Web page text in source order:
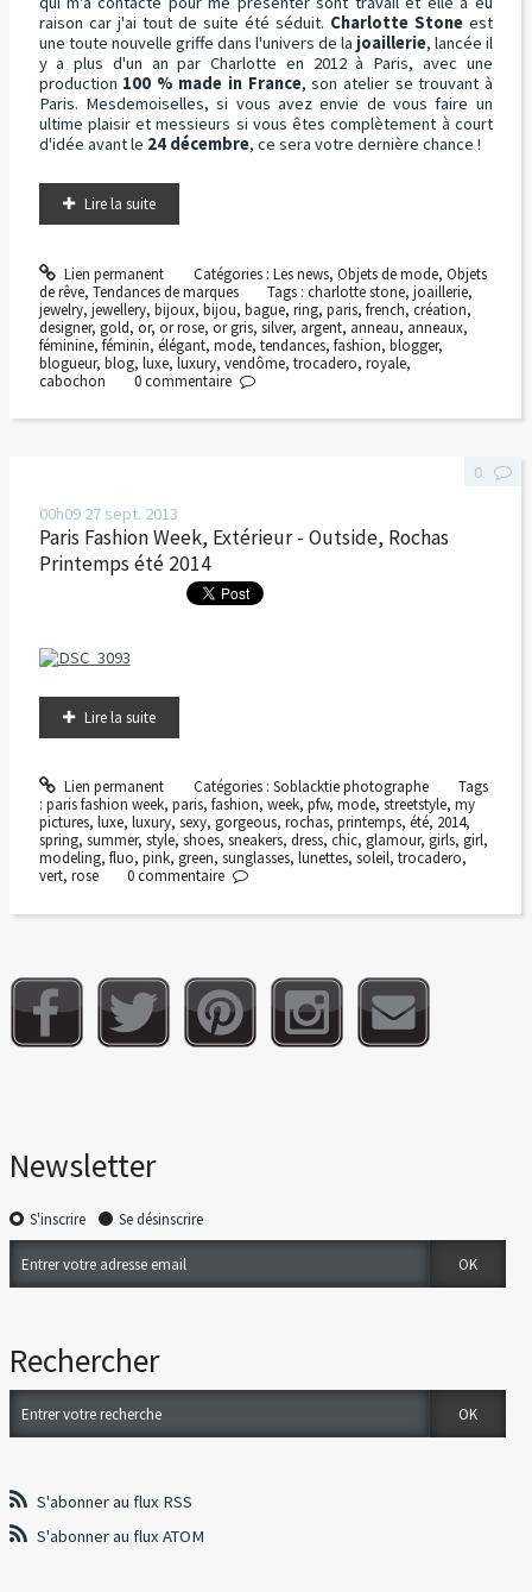
raison car j'ai tout de suite été séduit. Charlotte Stoneest
une toute nouvelle griffe dans l'univers de la joaillerie, lancée il
y a plus d'un an par Charlotte en 2012 à Paris, avec une
production 100 % made in France, son atelier se trouvant à
Paris. Mesdemoiselles, si vous avez envie de vous faire un
ultime plaisir et messieurs si vous êtes complètement à court
d'idée avant le 24 décembre, ce sera votre dernière chance !
Lire la suite
Lien permanent Catégories : Les news, Objets de mode, Objets
de rêve, Tendances de marques Tags :charlotte stone,joaillerie,
jewelry, jewellery, bijoux, bijou, bague, ring, paris, french, création,
designer, gold, or, or rose, or gris, silver, argent, anneau, anneaux,
féminine, féminin, élégant, mode, tendances, fashion, blogger,
blogueur, blog, luxe, luxury, vendôme, trocadero, royale,
cabochon
0commentaire
00h09 27 sept. 2013
Paris Fashion Week, Extérieur - Outside, Rochas
Printemps été 2014
Lire la suite
Lien permanent Catégories : Soblacktie photographe
Tags
: paris fashion week, paris, fashion, week, pfw, mode, streetstyle, my
pictures, luxe, luxury, sexy, gorgeous, rochas, printemps, été, 2014,
spring, summer, style, shoes, sneakers, dress, chic, glamour, girls, girl,
modeling, fluo, pink, green, sunglasses, lunettes, soleil, trocadero,
vert, rose
0
0commentaire
Newsletter
S'inscrire Se désinscrire
Rechercher
S'abonner au flux RSS
S'abonner au flux ATOM